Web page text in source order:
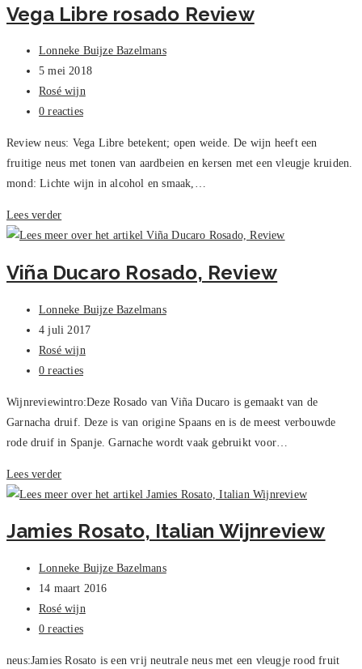
B
G,
Review
Vega Libre rosado Review
Bericht
auteur:
Lonneke Buijze Bazelmans
Bericht
gepubliceerd
op:
5 mei 2018
Berichtcategorie:
Rosé wijn
Bericht
0 reacties
Review neus: Vega Libre betekent; open weide. De wijn heeft een
fruitige neus met tonen van aardbeien en kersen met een vleugje kruiden.
mond: Lichte wijn in alcohol en smaak,…
Lees verderVega
Libre
Review
Viña Ducaro Rosado, Review
Bericht
auteur:
Lonneke Buijze Bazelmans
Bericht
gepubliceerd
op:
4 juli 2017
Berichtcategorie:
Rosé wijn
Bericht
0 reacties
Wijnreviewintro:Deze Rosado van Viña Ducaro is gemaakt van de
Garnacha druif. Deze is van origine Spaans en is de meest verbouwde
rode druif in Spanje. Garnache wordt vaak gebruikt voor…
Lees verderViña
Ducaro
Review
Jamies Rosato, Italian Wijnreview
Bericht
auteur:
Lonneke Buijze Bazelmans
Bericht
gepubliceerd
op:
14 maart 2016
Berichtcategorie:
Rosé wijn
Bericht
0 reacties
neus:Jamies Rosato is een vrij neutrale neus met een vleugje rood fruit